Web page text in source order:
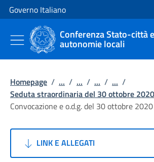
Vai al contenuto
Vai alla navigazione del sito
Governo Italiano
Conferenza Stato-città
autonomie locali
Homepage / ... / ... / ... / ... /
Seduta straordinaria del 30 ottobre 2020
Convocazione e o.d.g. del 30 ottobre 2020
LINK E ALLEGATI